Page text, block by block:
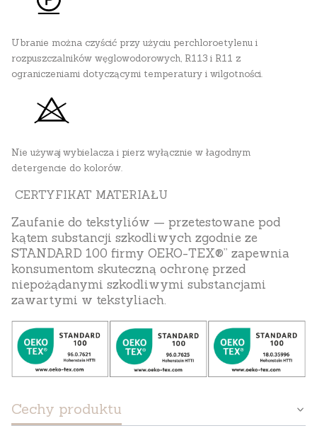
Ubranie można czyścić przy użyciu perchloroetylenu i
rozpuszczalników węglowodorowych, R113 i R11 z
ograniczeniami dotyczącymi temperatury i wilgotności.
Nie używaj wybielacza i pierz wyłącznie w łagodnym
detergencie do kolorów.
CERTYFIKAT MATERIAŁU
Zaufanie do tekstyliów — przetestowane pod
kątem substancji szkodliwych zgodnie ze
STANDARD 100 firmy OEKO-TEX®” zapewnia
konsumentom skuteczną ochronę przed
niepożądanymi szkodliwymi substancjami
zawartymi w tekstyliach.
Cechy produktu